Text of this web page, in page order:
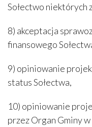
Sołectwo niektórych
8) akceptacja
finansowego
9) opiniowanie
status Sołectwa,
10) opiniowanie
przez Organ Gminy